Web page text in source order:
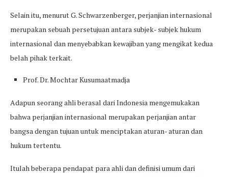
Selain itu, menurut G. Schwarzenberger, perjanjian internasional
merupakan sebuah persetujuan antara subjek- subjek hukum
internasional dan menyebabkan kewajiban yang mengikat kedua
belah pihak terkait.
Prof. Dr. Mochtar Kusumaatmadja
Adapun seorang ahli berasal dari Indonesia mengemukakan
bahwa perjanjian internasional merupakan perjanjian antar
bangsa dengan tujuan untuk menciptakan aturan- aturan dan
hukum tertentu.
Itulah beberapa pendapat para ahli dan definisi umum dari